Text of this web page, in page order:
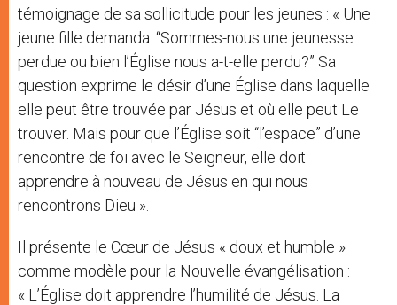
témoignage de sa sollicitude pour les jeunes : « Une
jeune fille demanda: “Sommes-nous une jeunesse
perdue ou bien l’Église nous a-t-elle perdu?” Sa
question exprime le désir d’une Église dans laquelle
elle peut être trouvée par Jésus et où elle peut Le
trouver. Mais pour que l’Église soit “l’espace” d’une
rencontre de foi avec le Seigneur, elle doit
apprendre à nouveau de Jésus en qui nous
rencontrons Dieu ».
Il présente le Cœur de Jésus « doux et humble »
comme modèle pour la Nouvelle évangélisation :
« L’Église doit apprendre l’humilité de Jésus. La